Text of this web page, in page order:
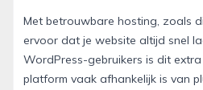
Met betrouwbare hosting, zoals
ervoor dat je website altijd snel
WordPress-gebruikers is dit
platform vaak afhankelijk is van